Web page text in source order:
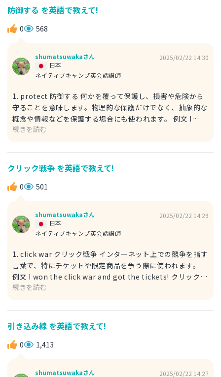
与えるべきだという提案をしています。動詞のtrain を使う
場合、We should train our dog properly. になります。名
詞の training を使うことで、「しつけ」という行為そのも
防御する を英語で教えて!
0 568
shumatsuwakaさん
ネイティブキャンプ英会話講師
日本
2025/02/22 14:30
1. protect 防御する 何かを覆って保護し、損害や危険から
守ることを意味します。物理的な保護だけでなく、抽象的な
概念や情報などを保護する場合にも使われます。 例文 I
coated my old bicycle to protect it from damage. 自転
グをして防御しました。 coated：コーティングした
damage：損傷 2. defend 防御する 攻撃や脅威から守るこ
とを意味します。積極的に何かを防御するニュアンスがあり
ます。 例文 The coating will defend the bicycle from
続きを読む
クリック戦争 を英語で教えて!
0 501
shumatsuwakaさん
ネイティブキャンプ英会話講師
日本
2025/02/22 14:29
1. click war クリック戦争 インターネット上での競争を指す
言葉で、特にチケットや限定商品を争う際に使われます。
例文 I won the click war and got the tickets! クリック戦
争に勝利してチケットを手に入れた！ tickets：チケット 2.
るイベントのチケットを取るのが非常に難しい状況を表現し
ます。 例文 The online ticket battle was fierce, but I
managed to get a ticket. オンラインチケット争奪戦は激
しかったけど、なんとかチケットを手に入れた。 fierce：激
続きを読む
引き込み線 を英語で教えて!
0 1,413
shumatsuwakaさん
2025/02/22 14:27